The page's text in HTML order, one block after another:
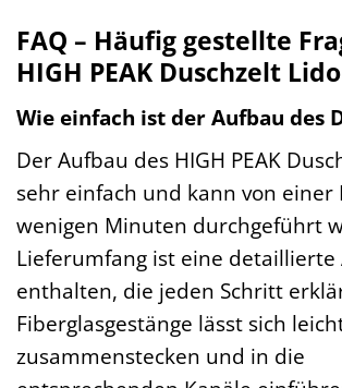
FAQ – Häufig gestellte
HIGH PEAK Duschzelt Lido
Wie einfach ist der Aufbau des
Der Aufbau des HIGH PEAK
sehr einfach und kann von einer
wenigen Minuten durchgeführt
Lieferumfang ist eine detaillierte
enthalten, die jeden Schritt
Fiberglasgestänge lässt sich
zusammenstecken und in die